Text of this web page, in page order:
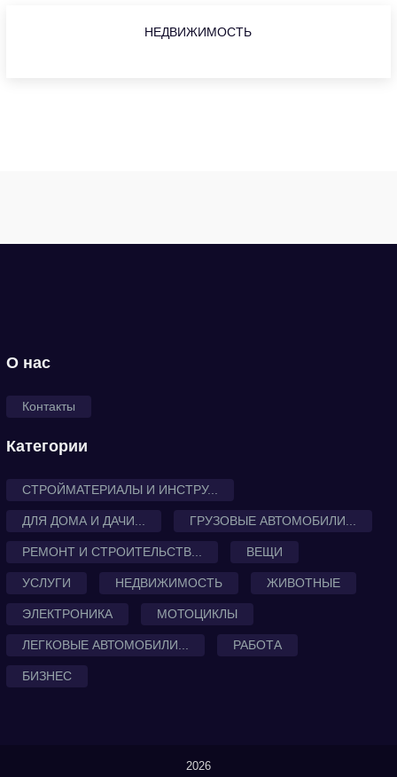
НЕДВИЖИМОСТЬ
О нас
Контакты
Категории
СТРОЙМАТЕРИАЛЫ И ИНСТРУ...
ДЛЯ ДОМА И ДАЧИ... ГРУЗОВЫЕ АВТОМОБИЛИ...
РЕМОНТ И СТРОИТЕЛЬСТВ... ВЕЩИ
УСЛУГИ НЕДВИЖИМОСТЬ ЖИВОТНЫЕ
ЭЛЕКТРОНИКА МОТОЦИКЛЫ
ЛЕГКОВЫЕ АВТОМОБИЛИ... РАБОТА
БИЗНЕС
2026